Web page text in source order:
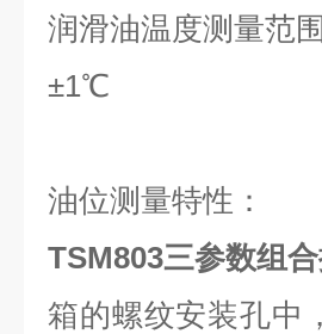
润滑油温度测量范
±1℃
油位测量特性：
TSM803三参数组
箱的螺纹安装孔中